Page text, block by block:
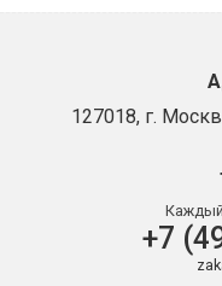
127018, г.
+7